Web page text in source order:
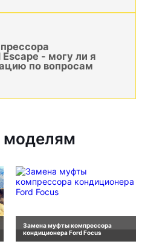
- могу ли я
по вопросам
моделям
Замена муфты компрессора
кондиционера Ford Focus